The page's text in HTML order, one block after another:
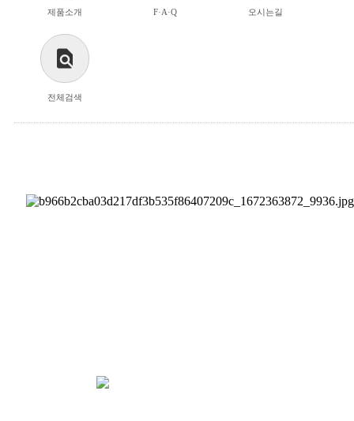
제품소개 F·A·Q 오시는길
find_in_page
전체검색